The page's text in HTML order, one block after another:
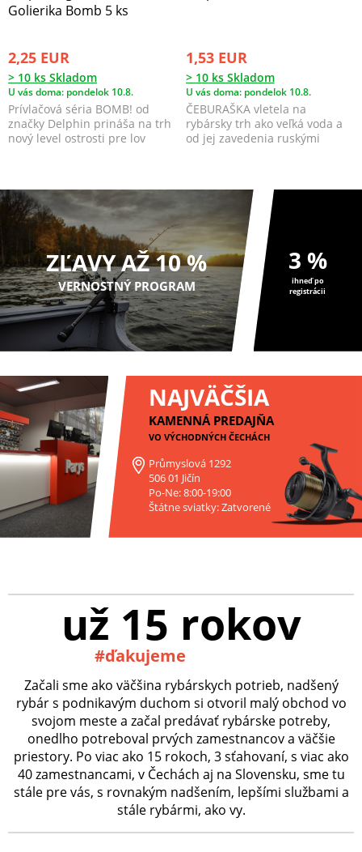
Golierika Bomb 5 ks
2,25 EUR
> 10 ks Skladom
U vás doma: pondelok 10.8.
Prívlačová séria BOMB! od
značky Delphin prináša na trh
nový level ostrosti pre lov
1,53 EUR
> 10 ks Skladom
U vás doma: pondelok 10.8.
ČEBURAŠKA vletela na
rybársky trh ako veľká voda a
od jej zavedenia ruskými
ZĽAVY AŽ 10 %
VERNOSTNÝ PROGRAM
3 %
ihneď po
registrácii
NAJVÄČŠIA
KAMENNÁ PREDAJŇA
VO VÝCHODNÝCH ČECHÁCH
Průmyslová 1292
506 01 Jičín
Po-Ne: 8:00-19:00
Štátne sviatky: Zatvorené
už 15 rokov
#ďakujeme
Začali sme ako väčšina rybárskych potrieb, nadšený
rybár s podnikavým duchom si otvoril malý obchod vo
svojom meste a začal predávať rybárske potreby,
onedlho potreboval prvých zamestnancov a väčšie
priestory. Po viac ako 15 rokoch, 3 sťahovaní, s viac ako
40 zamestnancami, v Čechách aj na Slovensku, sme tu
stále pre vás, s rovnakým nadšením, lepšími službami a
stále rybármi, ako vy.